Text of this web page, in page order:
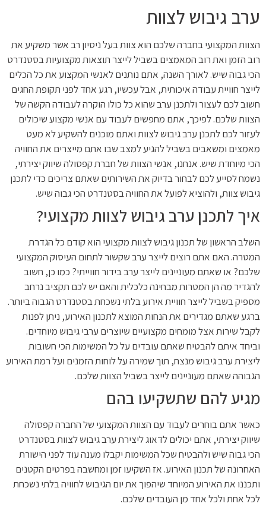
ערב גיבוש לצוות
הצוות המקצועי בחברה שלכם הוא צוות בעל ניסיון רב אשר משקיע את
רוב הזמן ואת רוב המאמצים בשביל לייצר תוצאות מקצועיות בסטנדרט
הכי גבוה שיש. לאורך השנה, אתם נותנים לאנשי המקצוע את כל הכלים
לייצר חוויית עבודה איכותית, אבל עכשיו, רגע אחד לפני תקופת החגים
חשוב לכם לעצור ולתכנן ערב שהוא כל כולו הוקרה לעבודה הקשה של
הצוות שלכם. לפיכך, אתם מחפשים לעבוד עם אנשי מקצוע שיכולים
לעזור לכם לתכנן ערב גיבוש לצוות ואתם מוכנים להשקיע לא מעט
מאמצים ומשאבים בשביל להגיע למצב שבו אתם מייצרים את החוויה
הכי מיוחדת שיש. אנחנו, אנשי הצוות של חברת קפסולה שיווק יצירתי,
נשמח לסייע לכם לבחור בדיוק את השירותים שאתם צריכים כדי לתכנן
גיבוש צוות, ולהוציא לפועל את החוויה בסטנדרט הכי גבוה שיש.
איך לתכנן ערב גיבוש לצוות מקצועי?
השלב הראשון של תכנון גיבוש לצוות מקצועי הוא קודם כל הגדרת
המטרה. האם אתם רוצים לייצר ערב שקשור לתחום העיסוק המקצועי
שלכם? או שאתם מעוניינים לייצר ערב בידור חווייתי? כמו כן, חשוב
להגדיר מה הן המטרות מבחינה כלכלית והאם יש לכם תקציב נרחב
מספיק בשביל לייצר חוויית אירוע בלתי נשכחת בסטנדרט הגבוה ביותר.
ברגע שאתם מגדירים את הנחות המוצא לתכנון האירוע, ניתן לפנות
לקבל שירות אצל מומחים מקצועיים שיוצרים ערבי גיבוש מיוחדים.
וביחד איתם להבטיח שאתם עובדים על כל המשימות הכי חשובות
ליצירת ערב גיבוש מנצח, תוך שמירה על לוחות הזמנים ועל רמת האירוע
הגבוהה שאתם מעוניינים לייצר בשביל הצוות שלכם.
מגיע להם שתשקיעו בהם
כאשר אתם בוחרים לעבוד עם הצוות המקצועי של החברה קפסולה
שיווק יצירתי, אתם יכולים לדאוג ליצירת ערב גיבוש לצוות בסטנדרט
הכי גבוה שיש ולהבטיח שכל המשימות יקבלו מענה עוד לפני הישורת
האחרונה של תכנון האירוע. אז השקיעו זמן ומחשבה בפרטים הקטנים
ותכננו את האירוע המיוחד שיהפוך את יום הגיבוש לחוויה בלתי נשכחת
לכל אחת ולכל אחד מן העובדים שלכם.